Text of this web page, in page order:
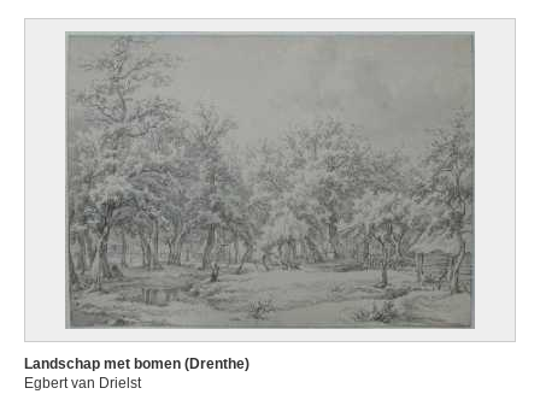
Landschap met bomen (Drenthe)
Egbert van Drielst